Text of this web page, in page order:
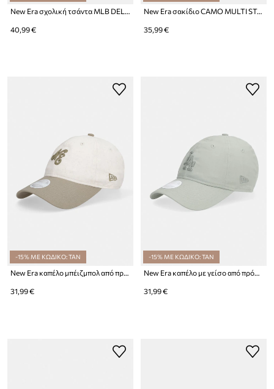
New Era σχολική τσάντα MLB DELAWARE NYY
40,99 €
New Era σακίδιο CAMO MULTI STADIUM NYY
35,99 €
-15% ΜΕ ΚΩΔΙΚΟ: TAN
New Era καπέλο μπέιζμπολ από πρόσμιξη λινού NE LINEN 920
31,99 €
-15% ΜΕ ΚΩΔΙΚΟ: TAN
New Era καπέλο με γείσο από πρόσμιξη λινού MIDI LINEN 920 LA DODGERS
31,99 €